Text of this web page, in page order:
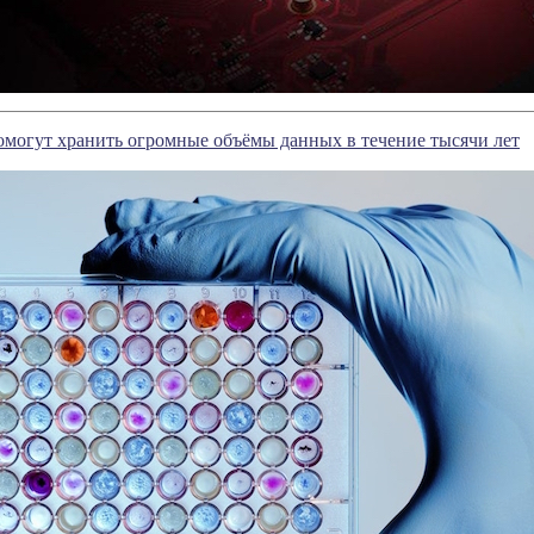
хранить огромные объёмы данных в течение тысячи лет